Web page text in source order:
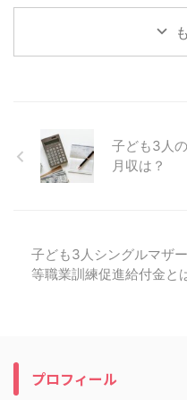
子ども3人
月収は？
子ども3人シングルマザ
等職業訓練促進給付金と
プロフィール